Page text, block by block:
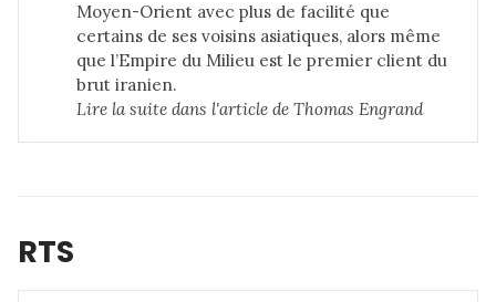
Moyen-Orient avec plus de facilité que
certains de ses voisins asiatiques, alors même
que l’Empire du Milieu est le premier client du
brut iranien.
Lire la suite dans l'article de Thomas Engrand
RTS